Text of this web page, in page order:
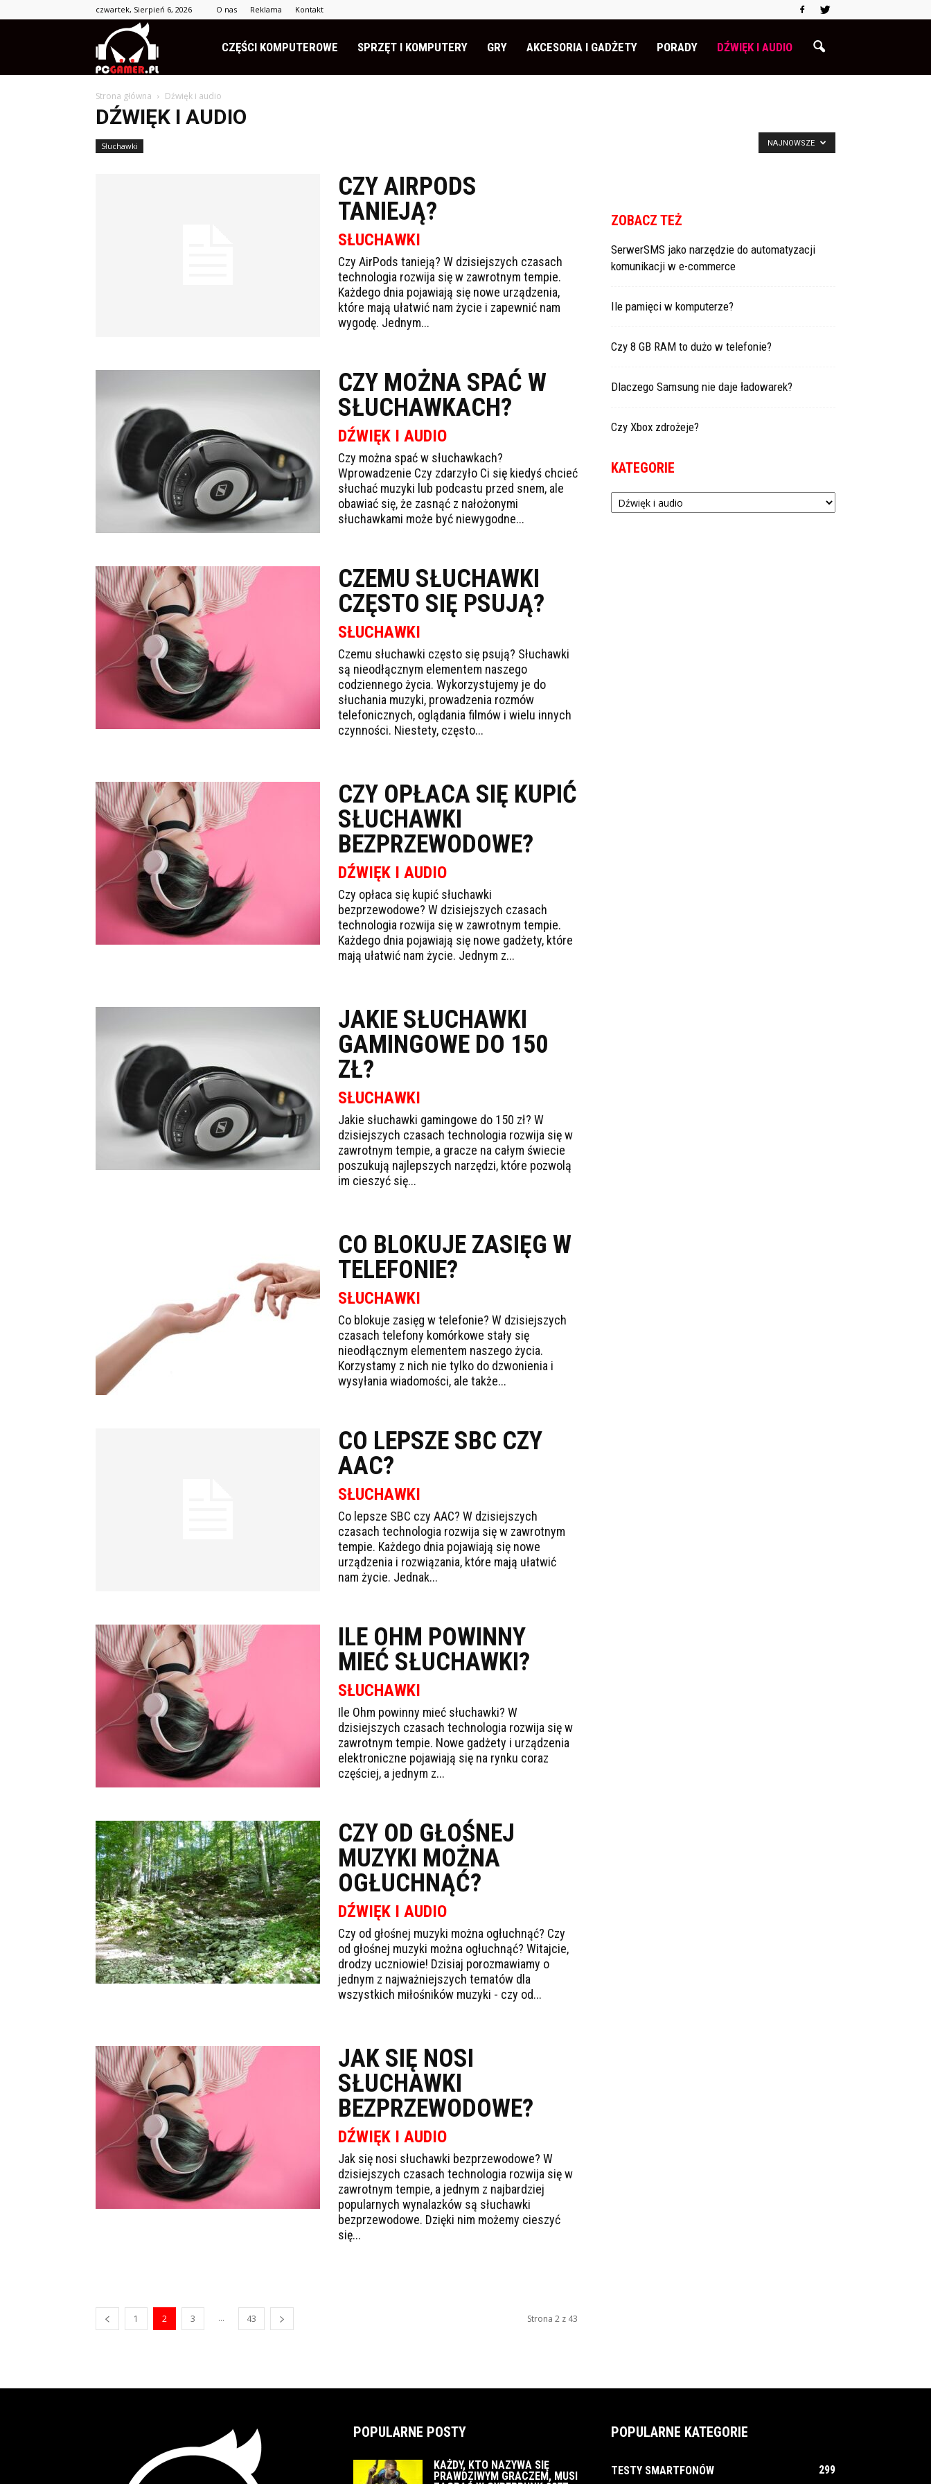
czwartek, Sierpień 6, 2026 O nas Reklama Kontakt
PCgamer.pl CZĘŚCI KOMPUTEROWE SPRZĘT I KOMPUTERY GRY AKCESORIA I GADŻETY PORADY DŹWIĘK I AUDIO
Strona główna Dźwięk i audio
DŹWIĘK I AUDIO
Słuchawki NAJNOWSZE
CZY AIRPODS
TANIEJĄ?
SŁUCHAWKI
Czy AirPods tanieją? W dzisiejszych czasach
technologia rozwija się w zawrotnym tempie.
Każdego dnia pojawiają się nowe urządzenia,
które mają ułatwić nam życie i zapewnić nam
wygodę. Jednym...
CZY MOŻNA SPAĆ W
SŁUCHAWKACH?
DŹWIĘK I AUDIO
Czy można spać w słuchawkach?
Wprowadzenie Czy zdarzyło Ci się kiedyś chcieć
słuchać muzyki lub podcastu przed snem, ale
obawiać się, że zasnąć z nałożonymi
słuchawkami może być niewygodne...
CZEMU SŁUCHAWKI
CZĘSTO SIĘ PSUJĄ?
SŁUCHAWKI
Czemu słuchawki często się psują? Słuchawki
są nieodłącznym elementem naszego
codziennego życia. Wykorzystujemy je do
słuchania muzyki, prowadzenia rozmów
telefonicznych, oglądania filmów i wielu innych
czynności. Niestety, często...
CZY OPŁACA SIĘ KUPIĆ
SŁUCHAWKI
BEZPRZEWODOWE?
DŹWIĘK I AUDIO
Czy opłaca się kupić słuchawki
bezprzewodowe? W dzisiejszych czasach
technologia rozwija się w zawrotnym tempie.
Każdego dnia pojawiają się nowe gadżety, które
mają ułatwić nam życie. Jednym z...
JAKIE SŁUCHAWKI
GAMINGOWE DO 150
ZŁ?
SŁUCHAWKI
Jakie słuchawki gamingowe do 150 zł? W
dzisiejszych czasach technologia rozwija się w
zawrotnym tempie, a gracze na całym świecie
poszukują najlepszych narzędzi, które pozwolą
im cieszyć się...
CO BLOKUJE ZASIĘG W
TELEFONIE?
SŁUCHAWKI
Co blokuje zasięg w telefonie? W dzisiejszych
czasach telefony komórkowe stały się
nieodłącznym elementem naszego życia.
Korzystamy z nich nie tylko do dzwonienia i
wysyłania wiadomości, ale także...
CO LEPSZE SBC CZY
AAC?
SŁUCHAWKI
Co lepsze SBC czy AAC? W dzisiejszych
czasach technologia rozwija się w zawrotnym
tempie. Każdego dnia pojawiają się nowe
urządzenia i rozwiązania, które mają ułatwić
nam życie. Jednak...
ILE OHM POWINNY
MIEĆ SŁUCHAWKI?
SŁUCHAWKI
Ile Ohm powinny mieć słuchawki? W
dzisiejszych czasach technologia rozwija się w
zawrotnym tempie. Nowe gadżety i urządzenia
elektroniczne pojawiają się na rynku coraz
częściej, a jednym z...
CZY OD GŁOŚNEJ
MUZYKI MOŻNA
OGŁUCHNĄĆ?
DŹWIĘK I AUDIO
Czy od głośnej muzyki można ogłuchnąć? Czy
od głośnej muzyki można ogłuchnąć? Witajcie,
drodzy uczniowie! Dzisiaj porozmawiamy o
jednym z najważniejszych tematów dla
wszystkich miłośników muzyki - czy od...
JAK SIĘ NOSI
SŁUCHAWKI
BEZPRZEWODOWE?
DŹWIĘK I AUDIO
Jak się nosi słuchawki bezprzewodowe? W
dzisiejszych czasach technologia rozwija się w
zawrotnym tempie, a jednym z najbardziej
popularnych wynalazków są słuchawki
bezprzewodowe. Dzięki nim możemy cieszyć
się...
1 2 3 ... 43 Strona 2 z 43
ZOBACZ TEŻ
SerwerSMS jako narzędzie do automatyzacji
komunikacji w e-commerce
Ile pamięci w komputerze?
Czy 8 GB RAM to dużo w telefonie?
Dlaczego Samsung nie daje ładowarek?
Czy Xbox zdrożeje?
KATEGORIE
Kategorie
POPULARNE POSTY
KAŻDY, KTO NAZYWA SIĘ
PRAWDZIWYM GRACZEM, MUSI
POPULARNE KATEGORIE
TESTY SMARTFONÓW 299